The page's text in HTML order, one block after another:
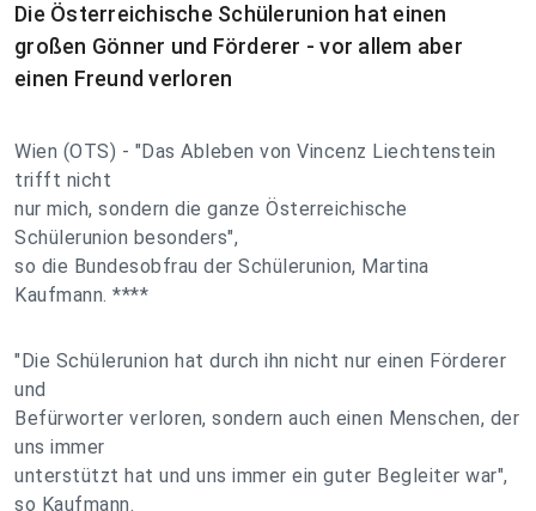
Die Österreichische Schülerunion hat einen
großen Gönner und Förderer - vor allem aber
einen Freund verloren
Wien (OTS) - "Das Ableben von Vincenz Liechtenstein
trifft nicht
nur mich, sondern die ganze Österreichische
Schülerunion besonders",
so die Bundesobfrau der Schülerunion, Martina
Kaufmann. ****
"Die Schülerunion hat durch ihn nicht nur einen Förderer
und
Befürworter verloren, sondern auch einen Menschen, der
uns immer
unterstützt hat und uns immer ein guter Begleiter war",
so Kaufmann.